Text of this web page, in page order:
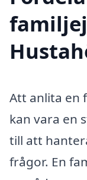
Att anlita en
kan vara en
till att
frågor. En